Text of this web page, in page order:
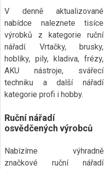
V denně aktualizované
nabídce naleznete tisíce
výrobků z kategorie ruční
nářadí. Vrtačky, brusky,
hoblíky, pily, kladiva, frézy,
AKU nástroje, svářecí
techniku a další nářadí
kategorie profi i hobby.
Ruční nářadí
osvědčených výrobců
Nabízíme výhradně
značkové ruční nářadí